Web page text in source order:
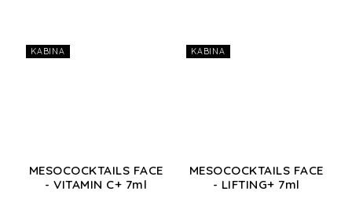
KABINA
MESOCOCKTAILS FACE
- VITAMIN C+ 7ml
KABINA
MESOCOCKTAILS FACE
- LIFTING+ 7ml